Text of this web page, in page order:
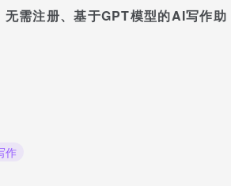
需注册、基于GPT模型的AI写作助
作